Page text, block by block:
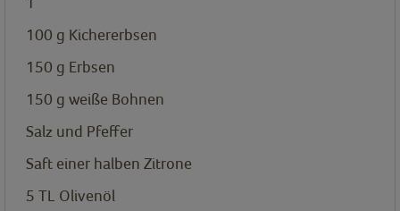
100 g Kichererbsen
150 g Erbsen
150 g weiße Bohnen
Salz und Pfeffer
Saft einer halben Zitrone
5 TL Olivenöl